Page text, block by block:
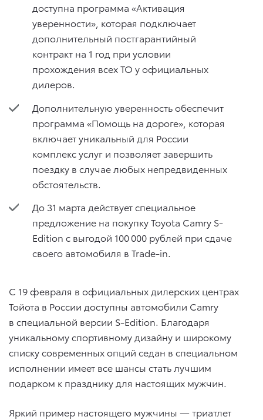
доступна программа «Активация
уверенности», которая подключает
дополнительный постгарантийный
контракт на 1 год при условии
прохождения всех ТО у официальных
дилеров.
Дополнительную уверенность обеспечит
программа «Помощь на дороге», которая
включает уникальный для России
комплекс услуг и позволяет завершить
поездку в случае любых непредвиденных
обстоятельств.
До 31 марта действует специальное
предложение на покупку Toyota Camry S-
Edition с выгодой 100 000 рублей при сдаче
своего автомобиля в Trade-in.
С 19 февраля в официальных дилерских центрах
Тойота в России доступны автомобили Camry
в специальной версии S-Edition. Благодаря
уникальному спортивному дизайну и широкому
списку современных опций седан в специальном
исполнении имеет все шансы стать лучшим
подарком к празднику для настоящих мужчин.
Яркий пример настоящего мужчины — триатлет